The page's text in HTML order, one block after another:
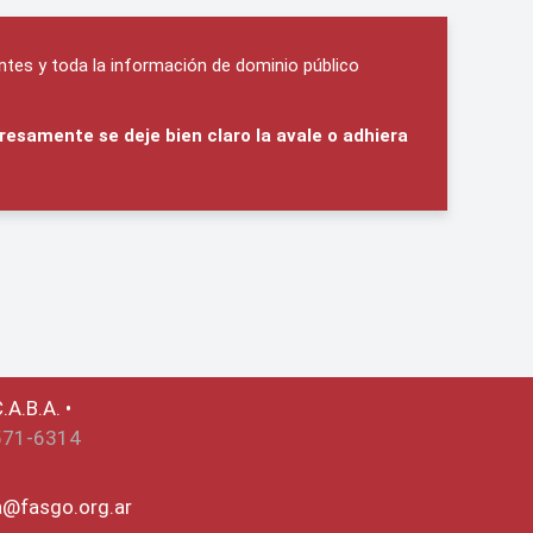
y toda la información de dominio público
se deje bien claro la avale o adhiera
•
6314